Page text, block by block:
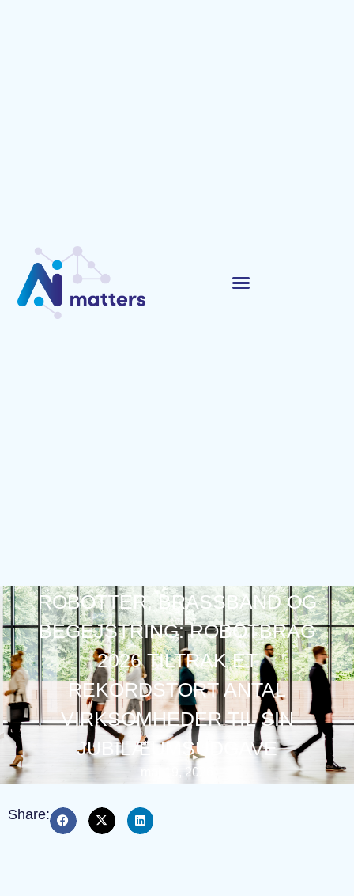
ROBOTTER, BRASSBAND OG
BEGEJSTRING: ROBOTBRAG
2026 TILTRAK ET
REKORDSTORT ANTAL
VIRKSOMHEDER TIL SIN
JUBILÆUMSUDGAVE
maj 19, 2026
Share: